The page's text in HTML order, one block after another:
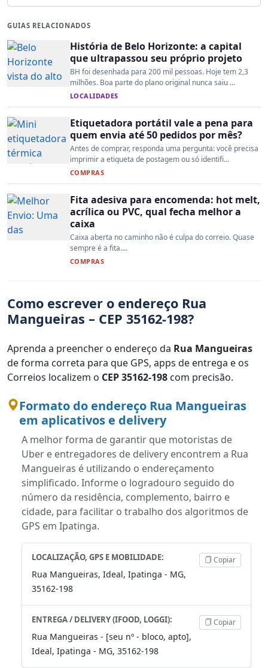
GUIAS RELACIONADOS
História de Belo Horizonte: a capital
que ultrapassou seu próprio projeto
BH foi desenhada para 200 mil pessoas. Hoje tem 2,3
milhões. Boa parte do plano original nunca saiu ...
LOCALIDADES
Etiquetadora portátil vale a pena para
quem envia até 50 pedidos por mês?
Antes de comprar, responda uma pergunta: você precisa
imprimir a etiqueta de postagem ou só identifi...
COMPRAS
Fita adesiva para encomenda: hot melt,
acrílica ou PVC, qual fecha melhor a
caixa
Caixa aberta no caminho não é culpa do correio. Quase
sempre é a fita....
COMPRAS
Como escrever o endereço Rua
Mangueiras – CEP 35162-198?
Aprenda a preencher o endereço da Rua Mangueiras
de forma correta para que GPS, apps de entrega e os
Correios localizem o CEP 35162-198 com precisão.
Formato do endereço Rua Mangueiras
em aplicativos e delivery
A melhor forma de garantir que motoristas de
Uber e entregadores de delivery encontrem a Rua
Mangueiras é utilizando o endereçamento
simplificado. Informe o logradouro seguido do
número da residência, complemento, bairro e
cidade, para facilitar o trabalho dos algoritmos de
GPS em Ipatinga.
LOCALIZAÇÃO, GPS E MOBILIDADE:
Rua Mangueiras, Ideal, Ipatinga - MG,
35162-198
Copiar
ENTREGA / DELIVERY (IFOOD, LOGGI):
Rua Mangueiras - [seu nº - bloco, apto],
Ideal, Ipatinga - MG, 35162-198
Copiar